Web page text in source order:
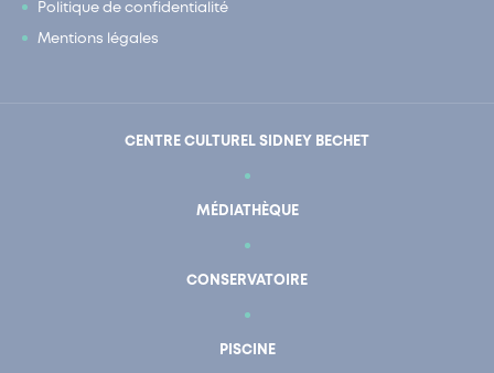
Politique de confidentialité
Mentions légales
CENTRE CULTUREL SIDNEY BECHET
MÉDIATHÈQUE
CONSERVATOIRE
PISCINE